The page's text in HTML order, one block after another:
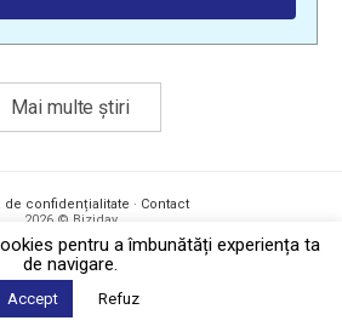
Mai multe știri
de confidențialitate · Contact
2026 © Biziday
pentru a îmbunătăți experiența ta
de navigare.
Accept Refuz